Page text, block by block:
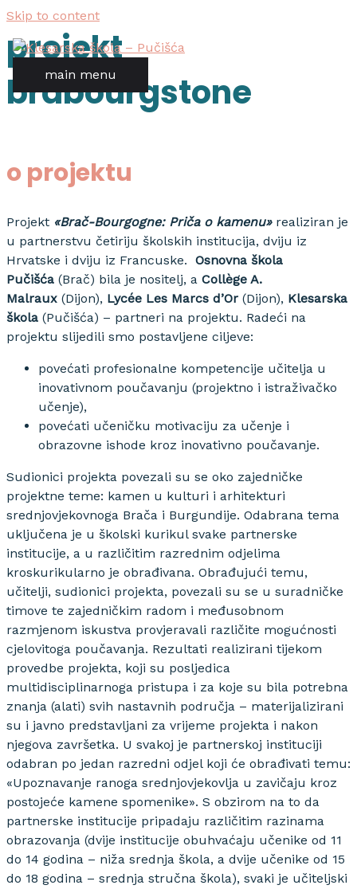
Skip to content
main menu
projekt
brabourgstone
o projektu
Projekt «Brač-Bourgogne: Priča o kamenu»realiziran je
u partnerstvu četiriju školskih institucija, dviju iz
Hrvatske i dviju iz Francuske. Osnovna škola
Pučišća (Brač) bila je nositelj, a Collège A.
Malraux (Dijon), Lycée Les Marcs d’Or (Dijon), Klesarska
škola (Pučišća) – partneri na projektu. Radeći na
projektu slijedili smo postavljene ciljeve:
povećati profesionalne kompetencije učitelja u
inovativnom poučavanju (projektno i istraživačko
učenje),
povećati učeničku motivaciju za učenje i
obrazovne ishode kroz inovativno poučavanje.
Sudionici projekta povezali su se oko zajedničke
projektne teme: kamen u kulturi i arhitekturi
srednjovjekovnoga Brača i Burgundije. Odabrana tema
uključena je u školski kurikul svake partnerske
institucije, a u različitim razrednim odjelima
kroskurikularno je obrađivana. Obrađujući temu,
učitelji, sudionici projekta, povezali su se u suradničke
timove te zajedničkim radom i međusobnom
razmjenom iskustva provjeravali različite mogućnosti
cjelovitoga poučavanja. Rezultati realizirani tijekom
provedbe projekta, koji su posljedica
multidisciplinarnoga pristupa i za koje su bila potrebna
znanja (alati) svih nastavnih područja – materijalizirani
su i javno predstavljani za vrijeme projekta i nakon
njegova završetka. U svakoj je partnerskoj instituciji
odabran po jedan razredni odjel koji će obrađivati temu:
«Upoznavanje ranoga srednjovjekovlja u zavičaju kroz
postojeće kamene spomenike». S obzirom na to da
partnerske institucije pripadaju različitim razinama
obrazovanja (dvije institucije obuhvaćaju učenike od 11
do 14 godina – niža srednja škola, a dvije učenike od 15
do 18 godina – srednja stručna škola), svaki je učiteljski